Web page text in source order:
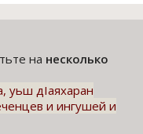
на несколько
уьш дIаяхаран
и ингушей и